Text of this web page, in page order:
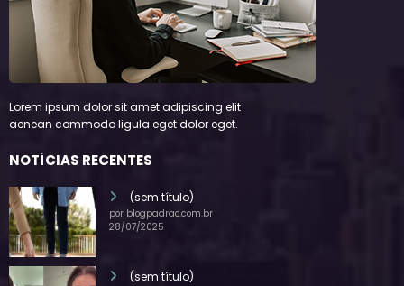
Lorem ipsum dolor sit amet adipiscing elit
(sem título)
por blogpadrao.com.br